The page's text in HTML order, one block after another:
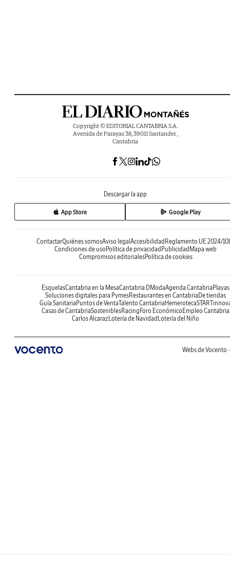
Copyright © EDITORIAL CANTABRIA S.A.
Avenida de Parayas 38, 39011 Santander ,
Cantabria
Descargar la app
App Store Google Play
ContactarQuiénes somosAviso legal Accesibilidad Reglamento UE 2024/
Condiciones de uso Política de privacidad Publicidad Mapa web
Compromisos editorialesPolítica de cookies
EsquelasCantabria en la MesaCantabria DModaAgenda Cantabria Playas
Soluciones digitales para PymesRestaurantes en Cantabria De tiendas
Guía Sanitaria Puntos de VentaTalento Cantabria Hemeroteca
Casas de CantabriaSosteniblesRacing Foro Económico Empleo Cantabria
Carlos AlcarazLotería de Navidad Lotería del Niño
Webs de Vocento